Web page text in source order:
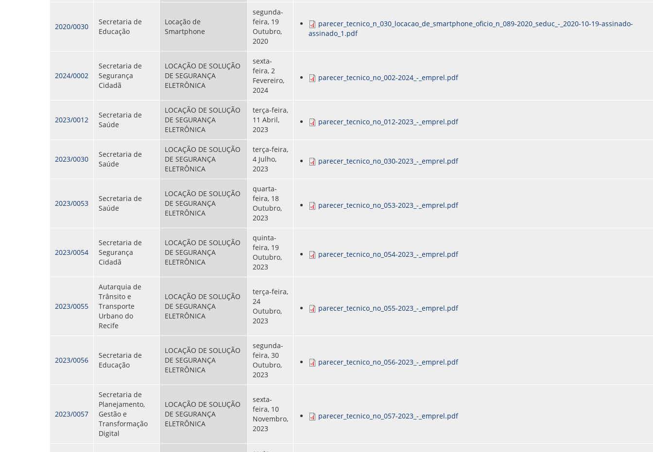
2020/0030
Secretaria de
Educação
Locação de
Smartphone
segunda-
feira, 19
Outubro,
2020
parecer_tecnico_n_030_locacao_de_smartphone_oficio_n_089-2020_seduc_-_2020-10-19-assinado-
assinado_1.pdf
2024/0002
Secretaria de
Segurança
Cidadã
LOCAÇÃO DE SOLUÇÃO
DE SEGURANÇA
ELETRÔNICA
sexta-
feira, 2
Fevereiro,
2024
parecer_tecnico_no_002-2024_-_emprel.pdf
2023/0012
Secretaria de
Saúde
LOCAÇÃO DE SOLUÇÃO
DE SEGURANÇA
ELETRÔNICA
terça-feira,
11 Abril,
2023
parecer_tecnico_no_012-2023_-_emprel.pdf
2023/0030
Secretaria de
Saúde
LOCAÇÃO DE SOLUÇÃO
DE SEGURANÇA
ELETRÔNICA
terça-feira,
4 Julho,
2023
parecer_tecnico_no_030-2023_-_emprel.pdf
2023/0053
Secretaria de
Saúde
LOCAÇÃO DE SOLUÇÃO
DE SEGURANÇA
ELETRÔNICA
quarta-
feira, 18
Outubro,
2023
parecer_tecnico_no_053-2023_-_emprel.pdf
2023/0054
Secretaria de
Segurança
Cidadã
LOCAÇÃO DE SOLUÇÃO
DE SEGURANÇA
ELETRÔNICA
quinta-
feira, 19
Outubro,
2023
parecer_tecnico_no_054-2023_-_emprel.pdf
2023/0055
Autarquia de
Trânsito e
Transporte
Urbano do
Recife
LOCAÇÃO DE SOLUÇÃO
DE SEGURANÇA
ELETRÔNICA
terça-feira,
24
Outubro,
2023
parecer_tecnico_no_055-2023_-_emprel.pdf
2023/0056
Secretaria de
Educação
LOCAÇÃO DE SOLUÇÃO
DE SEGURANÇA
ELETRÔNICA
segunda-
feira, 30
Outubro,
2023
parecer_tecnico_no_056-2023_-_emprel.pdf
2023/0057
Secretaria de
Planejamento,
Gestão e
Transformação
Digital
LOCAÇÃO DE SOLUÇÃO
DE SEGURANÇA
ELETRÔNICA
sexta-
feira, 10
Novembro,
2023
parecer_tecnico_no_057-2023_-_emprel.pdf